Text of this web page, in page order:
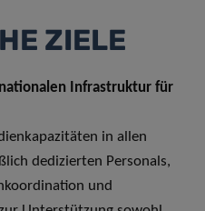
ZIELE
Infrastruktur für
in allen
dedizierten Personals,
und